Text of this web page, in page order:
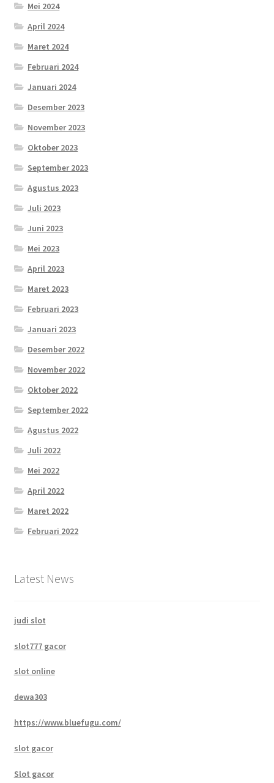
Mei 2024
April 2024
Maret 2024
Februari 2024
Januari 2024
Desember 2023
November 2023
Oktober 2023
September 2023
Agustus 2023
Juli 2023
Juni 2023
Mei 2023
April 2023
Maret 2023
Februari 2023
Januari 2023
Desember 2022
November 2022
Oktober 2022
September 2022
Agustus 2022
Juli 2022
Mei 2022
April 2022
Maret 2022
Februari 2022
Latest News
judi slot
slot777 gacor
slot online
dewa303
https://www.bluefugu.com/
slot gacor
Slot gacor